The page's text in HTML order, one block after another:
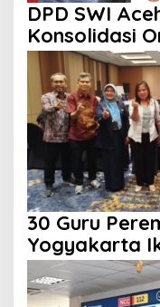
DPD SWI
Konsolidasi
Kemitraan
30 Guru
Yogyakarta